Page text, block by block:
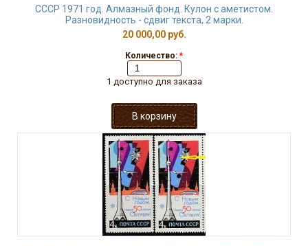
СССР 1971 год. Алмазный фонд. Кулон с аметистом.
Разновидность - сдвиг текста, 2 марки.
20 000,00 руб.
Количество: *
1 доступно для заказа